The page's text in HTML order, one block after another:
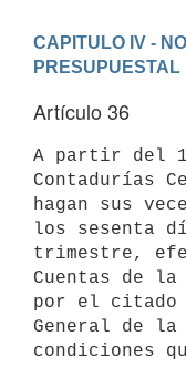
CAPITULO IV -
PRESUPUESTAL
Artículo 36
A partir del
Contadurías
hagan sus
los sesenta
trimestre,
Cuentas de
por el citado
General de
condiciones